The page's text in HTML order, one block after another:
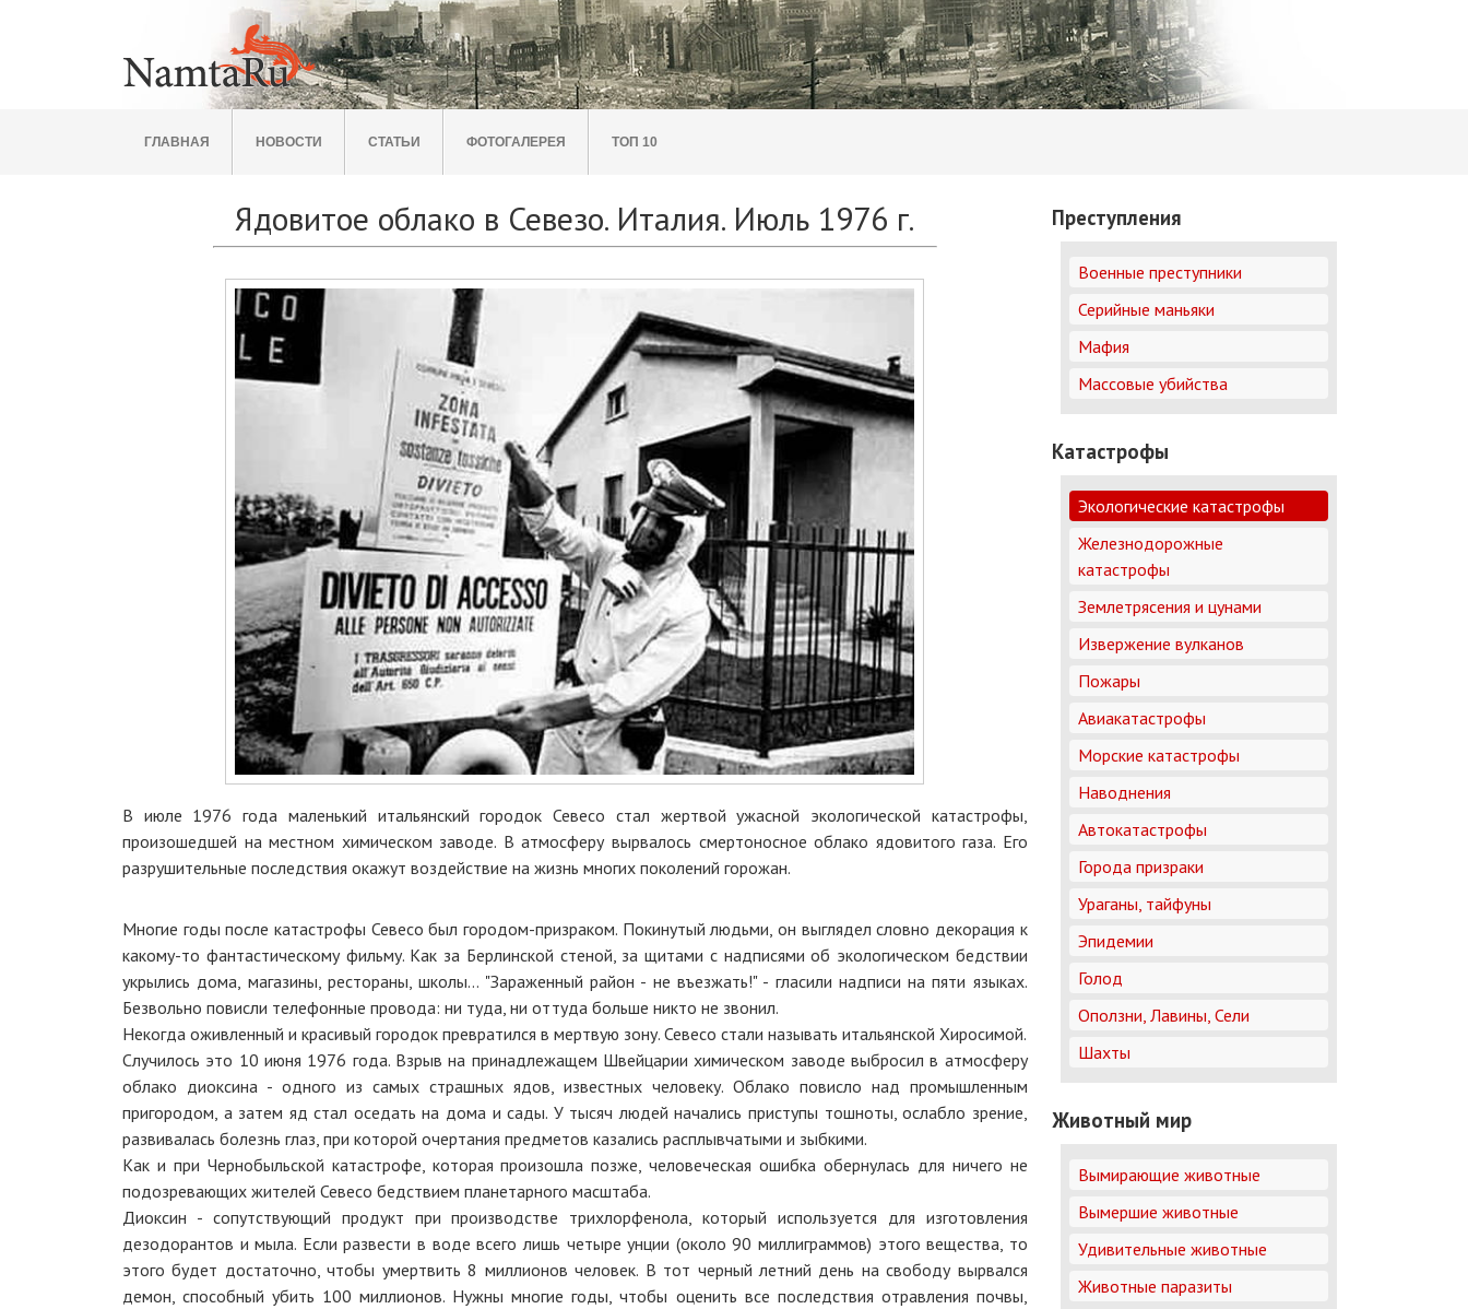
ГЛАВНАЯ НОВОСТИ СТАТЬИ ФОТОГАЛЕРЕЯ ТОП 10
Ядовитое облако в Севезо. Италия. Июль 1976 г.
В июле 1976 года маленький итальянский городок Севесо стал жертвой ужасной экологической катастрофы,
произошедшей на местном химическом заводе. В атмосферу вырвалось смертоносное облако ядовитого газа. Его
разрушительные последствия окажут воздействие на жизнь многих поколений горожан.
Многие годы после катастрофы Севесо был городом-призраком. Покинутый людьми, он выглядел словно декорация к
какому-то фантастическому фильму. Как за Берлинской стеной, за щитами с надписями об экологическом бедствии
укрылись дома, магазины, рестораны, школы… "Зараженный район - не въезжать!" - гласили надписи на пяти языках.
Безвольно повисли телефонные провода: ни туда, ни оттуда больше никто не звонил.
Некогда оживленный и красивый городок превратился в мертвую зону. Севесо стали называть итальянской Хиросимой.
Случилось это 10 июня 1976 года. Взрыв на принадлежащем Швейцарии химическом заводе выбросил в атмосферу
облако диоксина - одного из самых страшных ядов, известных человеку. Облако повисло над промышленным
пригородом, а затем яд стал оседать на дома и сады. У тысяч людей начались приступы тошноты, ослабло зрение,
развивалась болезнь глаз, при которой очертания предметов казались расплывчатыми и зыбкими.
Как и при Чернобыльской катастрофе, которая произошла позже, человеческая ошибка обернулась для ничего не
подозревающих жителей Севесо бедствием планетарного масштаба.
Диоксин - сопутствующий продукт при производстве трихлорфенола, который используется для изготовления
дезодорантов и мыла. Если развести в воде всего лишь четыре унции (около 90 миллиграммов) этого вещества, то
этого будет достаточно, чтобы умертвить 8 миллионов человек. В тот черный летний день на свободу вырвался
демон, способный убить 100 миллионов. Нужны многие годы, чтобы оценить все последствия отравления почвы,
Преступления
Военные преступники
Серийные маньяки
Мафия
Массовые убийства
Катастрофы
Экологические катастрофы
Железнодорожные
катастрофы
Землетрясения и цунами
Извержение вулканов
Пожары
Авиакатастрофы
Морские катастрофы
Наводнения
Автокатастрофы
Города призраки
Ураганы, тайфуны
Эпидемии
Голод
Оползни, Лавины, Сели
Шахты
Животный мир
Вымирающие животные
Вымершие животные
Удивительные животные
Животные паразиты